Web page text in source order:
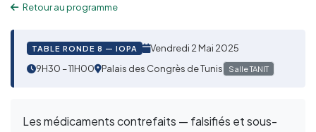
Retour au programme
TABLE RONDE 8 — IOPA
Vendredi 2 Mai 2025
9H30 – 11H00
Palais des Congrès de Tunis Salle TANIT
Les médicaments contrefaits — falsifiés et sous-